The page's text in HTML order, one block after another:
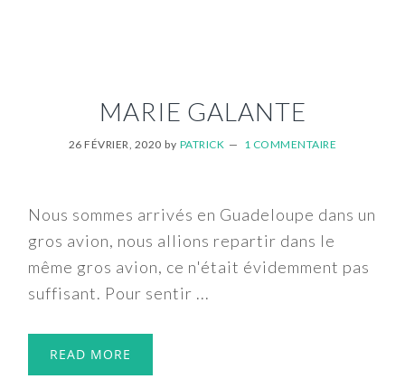
MARIE GALANTE
26 FÉVRIER, 2020 by PATRICK 1 COMMENTAIRE
Nous sommes arrivés en Guadeloupe dans un
gros avion, nous allions repartir dans le
même gros avion, ce n'était évidemment pas
suffisant. Pour sentir ...
READ MORE